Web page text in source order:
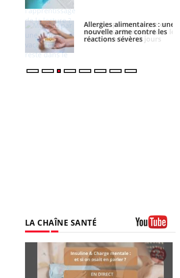
Allergies alimentaires : une
nouvelle arme contre les
réactions sévères
LA CHAÎNE SANTÉ